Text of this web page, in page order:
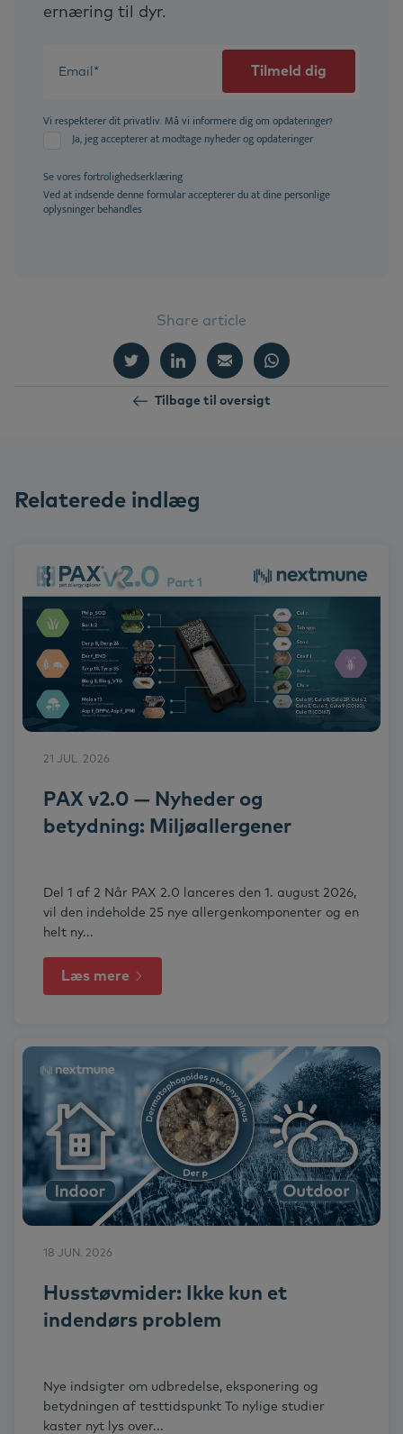
ernæring til dyr.
Vi respekterer dit privatliv. Må vi informere dig om opdateringer?
Ja, jeg accepterer at modtage nyheder og opdateringer
Se voresfortrolighedserklæring
Ved at indsende denne formular accepterer du at dine personlige
oplysninger behandles
Share article
Tilbage til oversigt
Relaterede indlæg
21 JUL. 2026
PAX v2.0 — Nyheder og
betydning: Miljøallergener
Del 1 af 2 Når PAX 2.0 lanceres den 1. august 2026,
vil den indeholde 25 nye allergenkomponenter og en
helt ny...
Læs mere
18 JUN. 2026
Husstøvmider: Ikke kun et
indendørs problem
Nye indsigter om udbredelse, eksponering og
betydningen af testtidspunkt To nylige studier
kaster nyt lys over...